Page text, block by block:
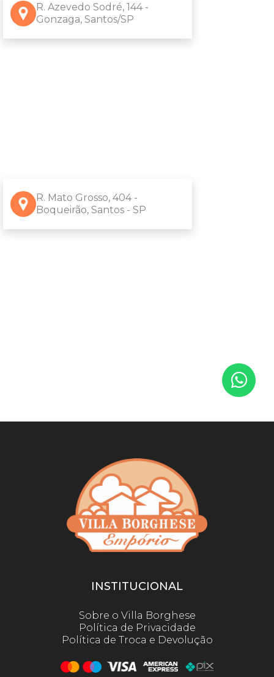
R. Azevedo Sodré, 144 -
Gonzaga, Santos/SP
R. Mato Grosso, 404 -
Boqueirão, Santos - SP
INSTITUCIONAL
Sobre o Villa Borghese
Política de Privacidade
Política de Troca e Devolução